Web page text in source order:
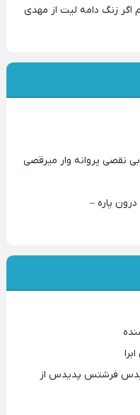
اگر زنگ دامه لیت از مهدی
نقصی پروانه وار میرقصی
پاره –
فرشتس پدیدس از